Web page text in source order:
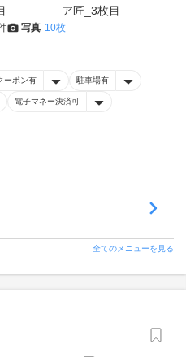
写真 10枚
ーポン有 駐車場有
電子マネー決済可
全てのメニューを見る